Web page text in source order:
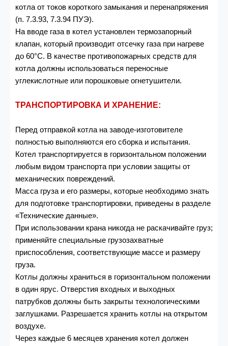
котла от токов короткого замыкания и перенапряжения
(п. 7.3.93, 7.3.94 ПУЭ).
На вводе газа в котел установлен термозапорный
клапан, который производит отсечку газа при нагреве
до 60°С. В качестве противопожарных средств для
котла должны использоваться переносные
углекислотные или порошковые огнетушители.
ТРАНСПОРТИРОВКА И ХРАНЕНИЕ:
Перед отправкой котла на заводе-изготовителе
полностью выполняются его сборка и испытания.
Котел транспортируется в горизонтальном положении
любым видом транспорта при условии защиты от
механических повреждений.
Масса груза и его размеры, которые необходимо знать
для подготовке транспортировки, приведены в разделе
«Технические данные».
При использовании крана никогда не раскачивайте груз;
применяйте специальные грузозахватные
приспособления, соответствующие массе и размеру
груза.
Котлы должны храниться в горизонтальном положении
в один ярус. Отверстия входных и выходных
патрубков должны быть закрыты технологическими
заглушками. Разрешается хранить котлы на открытом
воздухе.
Через каждые 6 месяцев хранения котел должен